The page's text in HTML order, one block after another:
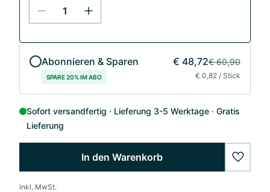
Abonnieren & Sparen
SPARE 20% IM ABO
€ 48,72€ 60,90
€ 0,82 / Stick
Sofort versandfertig Lieferung 3-5 Werktage
Gratis
Lieferung
In den Warenkorb
inkl. MwSt.